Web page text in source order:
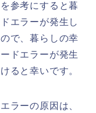
参考にすると暮
エラーが発生し
で、暮らしの幸
ドエラーが発生
ると幸いです。
ラーの原因は、